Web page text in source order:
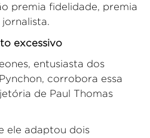
premia fidelidade, premia
excessivo
, entusiasta dos
Pynchon, corrobora essa
de Paul Thomas
ele adaptou dois